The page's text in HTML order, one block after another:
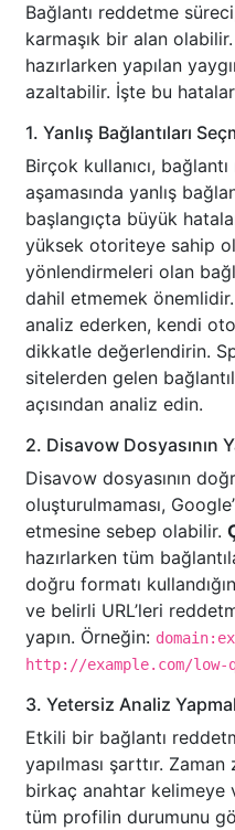
Bağlantı reddetme
karmaşık bir alan
hazırlarken yapılan
azaltabilir. İşte bu
1. Yanlış Bağlantıları
Birçok kullanıcı,
aşamasında yanlış
başlangıçta büyük
yüksek otoriteye sahip
yönlendirmeleri olan
dahil etmemek önemlidir.
analiz ederken, kendi
dikkatle değerlendirin.
sitelerden gelen
açısından analiz edin.
2. Disavow Dosyasının
Disavow dosyasının
oluşturulmaması,
etmesine sebep olabilir.
hazırlarken tüm
doğru formatı
ve belirli URL’leri
yapın. Örneğin:
http://example.com/
3. Yetersiz Analiz
Etkili bir bağlantı
yapılması şarttır. Zaman
birkaç anahtar kelimeye
tüm profilin durumunu